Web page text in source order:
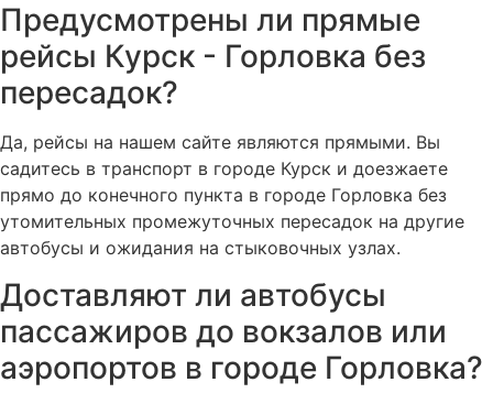
Предусмотрены ли прямые
рейсы Курск - Горловка без
пересадок?
Да, рейсы на нашем сайте являются прямыми. Вы
садитесь в транспорт в городе Курск и доезжаете
прямо до конечного пункта в городе Горловка без
утомительных промежуточных пересадок на другие
автобусы и ожидания на стыковочных узлах.
Доставляют ли автобусы
пассажиров до вокзалов или
аэропортов в городе Горловка?